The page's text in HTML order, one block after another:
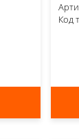
Код